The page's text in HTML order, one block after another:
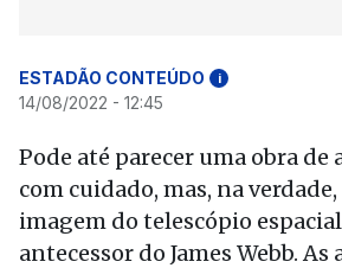
ESTADÃO CONTEÚDO i
14/08/2022 - 12:45
Pode até parecer uma obra de
com cuidado, mas, na
imagem do telescópio
antecessor do James Webb. As